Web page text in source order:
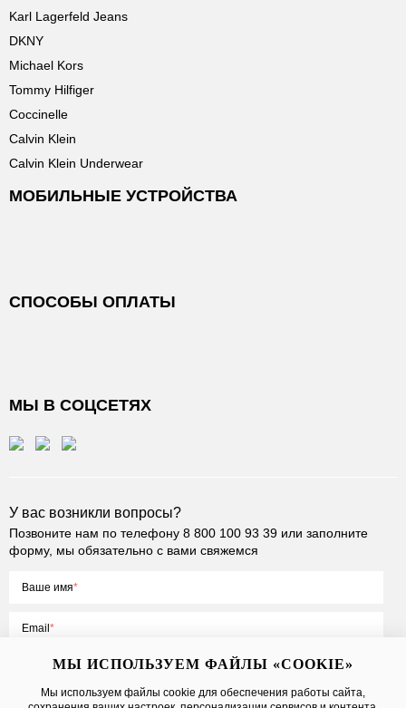
Karl Lagerfeld Jeans
DKNY
Michael Kors
Tommy Hilfiger
Coccinelle
Calvin Klein
Calvin Klein Underwear
МОБИЛЬНЫЕ УСТРОЙСТВА
СПОСОБЫ ОПЛАТЫ
МЫ В СОЦСЕТЯХ
У вас возникли вопросы?
Позвоните нам по телефону 8 800 100 93 39 или заполните
форму, мы обязательно с вами свяжемся
Ваше имя
Email
МЫ ИСПОЛЬЗУЕМ ФАЙЛЫ «COOKIE»
Мы используем файлы cookie для обеспечения работы сайта,